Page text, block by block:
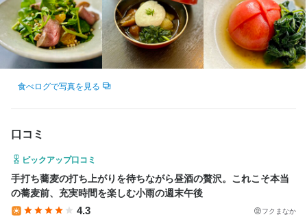
食べログで写真を見る
口コミ
ピックアップ口コミ
手打ち蕎麦の打ち上がりを待ちながら昼酒の贅沢。これこそ本当
の蕎麦前、充実時間を楽しむ小雨の週末午後
4.3 フクまなか
法人名・事業者名
田中輝
店名
蕎麦 ふくあかり
兵庫県神戸市東灘区御影山手1-4-20
連絡先
078-767-0810
法人名・事業者名
田中輝
法人名・事業者名
田中輝
最終更新日2025/09/26
法人名・事業者名
田中輝
最終更新日2025/09/26